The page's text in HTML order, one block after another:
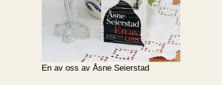
En av oss av Åsne Seierstad